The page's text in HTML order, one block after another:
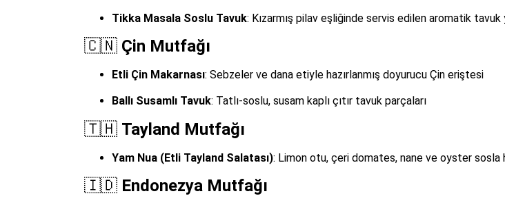
Tikka Masala Soslu Tavuk: Kızarmış pilav eşliğinde servis edilen aromatik tavuk
🇨🇳 Çin Mutfağı
Etli Çin Makarnası: Sebzeler ve dana etiyle hazırlanmış doyurucu Çin eriştesi
Ballı Susamlı Tavuk: Tatlı-soslu, susam kaplı çıtır tavuk parçaları
🇹🇭 Tayland Mutfağı
Yam Nua (Etli Tayland Salatası): Limon otu, çeri domates, nane ve oyster sosla
🇮🇩 Endonezya Mutfağı